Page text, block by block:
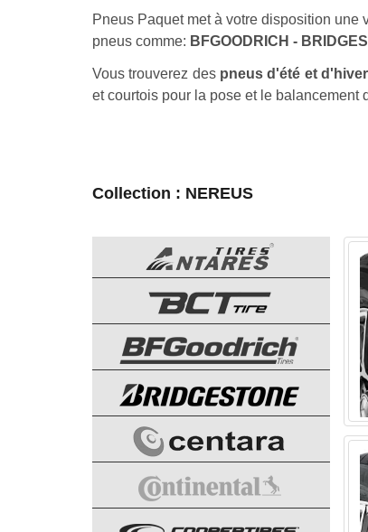
Pneus Paquet met à votre disposition une
pneus comme: BFGOODRICH -
Vous trouverez des pneus d'été et
et courtois pour la pose et le balancement
Collection : NEREUS